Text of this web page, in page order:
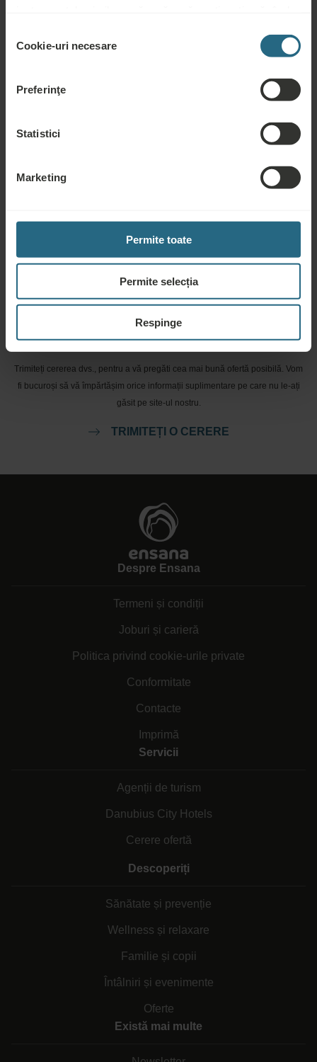
clienți, continuați cu butonul „Activați tot”.
consimțământului
Cookie-uri necesare
Preferinţe
Statistici
Marketing
Permite toate
Permite selecția
Respinge
Vă rugăm să ne contactați pentru orice întrebare legată de hotelurile noastre
programul nostru de loialitate, vă rugăm să faceți click aici.
doriți să primiți buletine informative despre toate noutățile, faceți click aici.
Cerere ofertă
Trimiteți cererea dvs., pentru a vă pregăti cea mai bună ofertă posibilă. Vom
fi bucuroși să vă împărtășim orice informații suplimentare pe care nu le-ați
găsit pe site-ul nostru.
TRIMITEȚI O CERERE
Despre Ensana
Termeni și condiții
Joburi și carieră
Politica privind cookie-urile private
Conformitate
Contacte
Imprimă
Servicii
Agenții de turism
Danubius City Hotels
Cerere ofertă
Descoperiți
Sănătate și prevenție
Wellness și relaxare
Familie și copii
Întâlniri și evenimente
Oferte
Există mai multe